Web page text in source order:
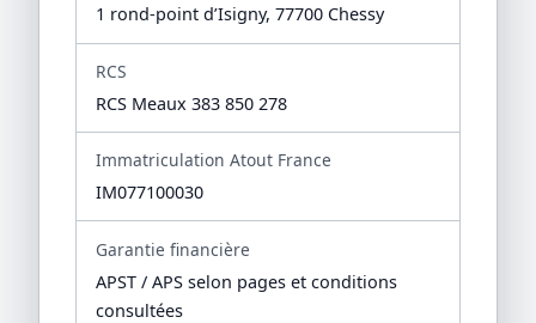
1 rond-point d’Isigny, 77700 Chessy
RCS
RCS Meaux 383 850 278
Immatriculation Atout France
IM077100030
Garantie financière
APST / APS selon pages et conditions
consultées